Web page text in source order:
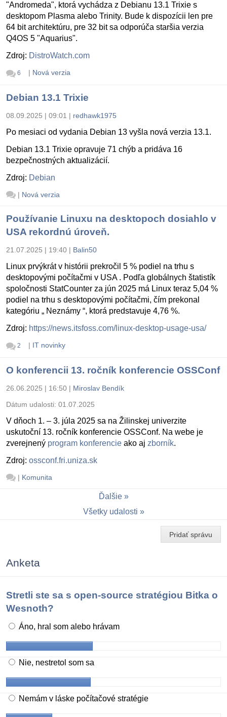
"Andromeda", ktorá vychádza z Debianu 13.1 Trixie s
desktopom Plasma alebo Trinity. Bude k dispozícii len pre
64 bit architektúru, pre 32 bit sa odporúča staršia verzia
Q4OS 5 "Aquarius".
Zdroj: DistroWatch.com
6 | Nová verzia
Debian 13.1 Trixie
08.09.2025 | 09:01 | redhawk1975
Po mesiaci od vydania Debian 13 vyšla nová verzia 13.1.
Debian 13.1 Trixie opravuje 71 chýb a pridáva 16
bezpečnostných aktualizácií.
Zdroj: Debian
| Nová verzia
Používanie Linuxu na desktopoch dosiahlo v
USA rekordnú úroveň.
21.07.2025 | 19:40 | Balin50
Linux prvýkrát v histórii prekročil 5 % podiel na trhu s
desktopovými počítačmi v USA . Podľa globálnych štatistík
spoločnosti StatCounter za jún 2025 má Linux teraz 5,04 %
podiel na trhu s desktopovými počítačmi, čím prekonal
kategóriu „ Neznámy “, ktorá predstavuje 4,76 %.
Zdroj: https://news.itsfoss.com/linux-desktop-usage-usa/
2 | IT novinky
O konferencii 13. ročník konferencie OSSConf
26.06.2025 | 16:50 | Miroslav Bendík
Dátum udalosti: 01.07.2025
V dňoch 1. – 3. júla 2025 sa na Žilinskej univerzite
uskutoční 13. ročník konferencie OSSConf. Na webe je
zverejnený program konferencie ako aj zborník.
Zdroj: ossconf.fri.uniza.sk
| Komunita
Ďalšie
Všetky udalosti
Pridať správu
Anketa
Stretli ste sa s open-source stratégiou Bitka o
Wesnoth?
Áno, hral som alebo hrávam
Nie, nestretol som sa
Nemám v láske počítačové stratégie